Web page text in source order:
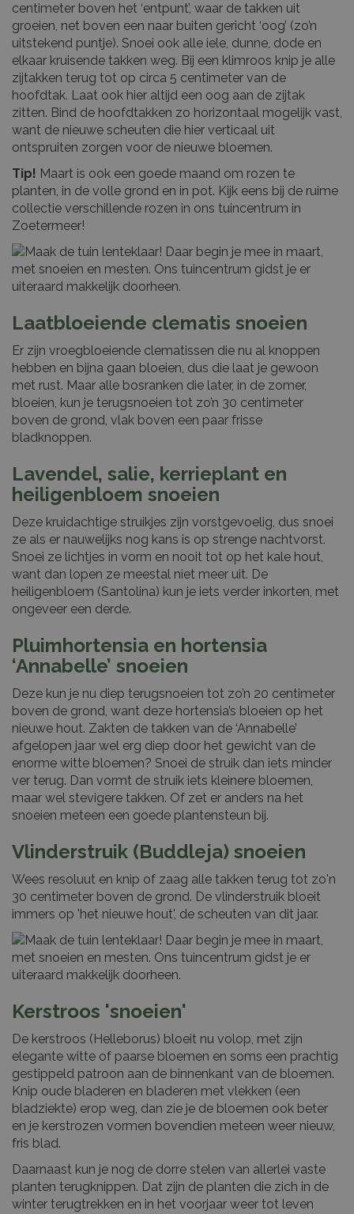
centimeter boven het ‘entpunt’, waar de takken uit
groeien, net boven een naar buiten gericht ‘oog’ (zo’n
uitstekend puntje). Snoei ook alle iele, dunne, dode en
elkaar kruisende takken weg. Bij een klimroos knip je alle
zijtakken terug tot op circa 5 centimeter van de
hoofdtak. Laat ook hier altijd een oog aan de zijtak
zitten. Bind de hoofdtakken zo horizontaal mogelijk vast,
want de nieuwe scheuten die hier verticaal uit
ontspruiten zorgen voor de nieuwe bloemen.
Tip! Maart is ook een goede maand om rozen te
planten, in de volle grond en in pot. Kijk eens bij de ruime
collectie verschillende rozen in ons tuincentrum in
Zoetermeer!
Laatbloeiende clematis snoeien
Er zijn vroegbloeiende clematissen die nu al knoppen
hebben en bijna gaan bloeien, dus die laat je gewoon
met rust. Maar alle bosranken die later, in de zomer,
bloeien, kun je terugsnoeien tot zo’n 30 centimeter
boven de grond, vlak boven een paar frisse
bladknoppen.
Lavendel, salie, kerrieplant en
heiligenbloem snoeien
Deze kruidachtige struikjes zijn vorstgevoelig, dus snoei
ze als er nauwelijks nog kans is op strenge nachtvorst.
Snoei ze lichtjes in vorm en nooit tot op het kale hout,
want dan lopen ze meestal niet meer uit. De
heiligenbloem (Santolina) kun je iets verder inkorten, met
ongeveer een derde.
Pluimhortensia en hortensia
‘Annabelle’ snoeien
Deze kun je nu diep terugsnoeien tot zo’n 20 centimeter
boven de grond, want deze hortensia’s bloeien op het
nieuwe hout. Zakten de takken van de ‘Annabelle’
afgelopen jaar wel erg diep door het gewicht van de
enorme witte bloemen? Snoei de struik dan iets minder
ver terug. Dan vormt de struik iets kleinere bloemen,
maar wel stevigere takken. Of zet er anders na het
snoeien meteen een goede plantensteun bij.
Vlinderstruik (Buddleja) snoeien
Wees resoluut en knip of zaag alle takken terug tot zo'n
30 centimeter boven de grond. De vlinderstruik bloeit
immers op 'het nieuwe hout', de scheuten van dit jaar.
Kerstroos 'snoeien'
De kerstroos (Helleborus) bloeit nu volop, met zijn
elegante witte of paarse bloemen en soms een prachtig
gestippeld patroon aan de binnenkant van de bloemen.
Knip oude bladeren en bladeren met vlekken (een
bladziekte) erop weg, dan zie je de bloemen ook beter
en je kerstrozen vormen bovendien meteen weer nieuw,
fris blad.
Daarnaast kun je nog de dorre stelen van allerlei vaste
planten terugknippen. Dat zijn de planten die zich in de
winter terugtrekken en in het voorjaar weer tot leven